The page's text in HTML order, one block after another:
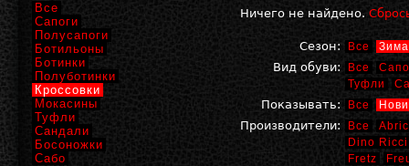
Ничего не найдено.
Сезон: Все Зима
Вид обуви: Все
Туфли
Показывать: Все
Производители: Все
Dino Ricci
Fretz
Все
Сапоги
Полусапоги
Ботильоны
Ботинки
Полуботинки
Кроссовки
Мокасины
Туфли
Сандали
Босоножки
Сабо